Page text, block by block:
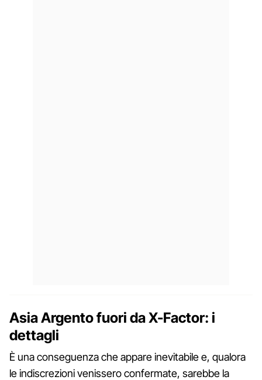
Asia Argento fuori da X-Factor: i
dettagli
È una conseguenza che appare inevitabile e, qualora
le indiscrezioni venissero confermate, sarebbe la